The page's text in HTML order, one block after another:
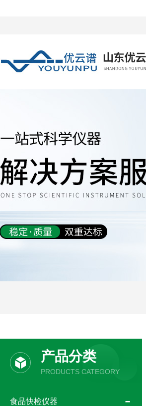
产品分类
PRODUCTS CATEGORY
食品快检仪器